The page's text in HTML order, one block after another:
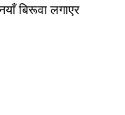
बिरूवा लगाएर